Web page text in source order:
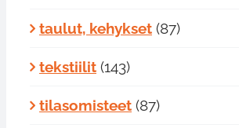
taulut, kehykset (87)
tekstiilit (143)
tilasomisteet (87)